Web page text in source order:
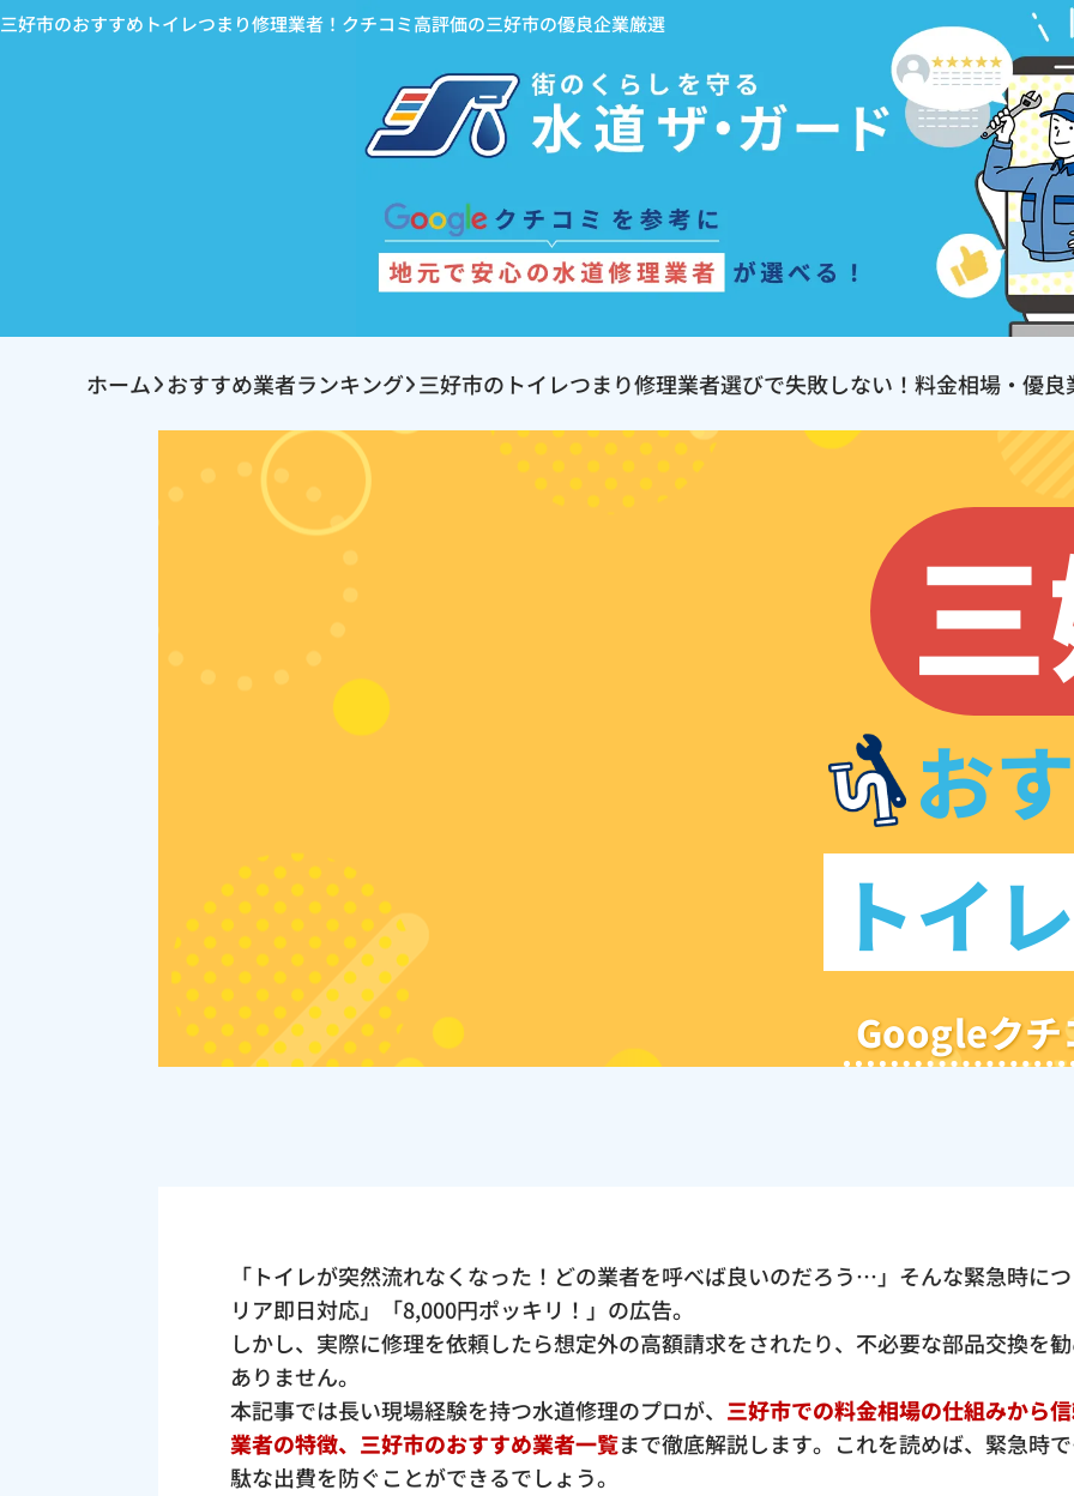
三好市のおすすめトイレつまり修理業者！クチコミ高評価の三好市の優良企業厳選
ホーム おすすめ業者ランキング 三好市のトイレつまり修理業者選びで失敗しない！料金相場・優
お
トイ
Googleクチ
「トイレが突然流れなくなった！どの業者を呼べば良いのだろう…」そんな緊急時に
リア即日対応」「8,000円ポッキリ！」の広告。
しかし、実際に修理を依頼したら想定外の高額請求をされたり、不必要な部品交換を
ありません。
本記事では長い現場経験を持つ水道修理のプロが、 三好市での料金相場の仕組みから
業者の特徴、三好市のおすすめ業者一覧まで徹底解説します。これを読めば、緊急時
駄な出費を防ぐことができるでしょう。